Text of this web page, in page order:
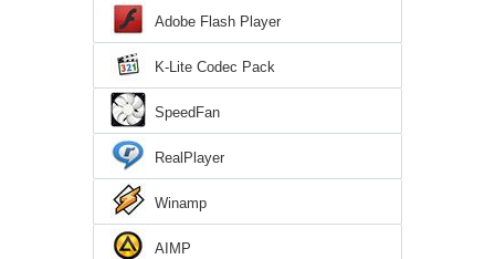
Adobe Flash Player
K-Lite Codec Pack
SpeedFan
RealPlayer
Winamp
AIMP